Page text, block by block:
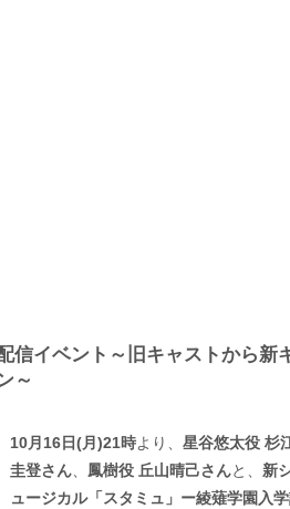
信イベント～旧キャストから新
～
10月16日(月)21時より、 星谷悠太役 杉
圭登さん、 鳳樹役 丘山晴己さんと、 新
ュージカル「スタミュ」ー綾薙学園入学